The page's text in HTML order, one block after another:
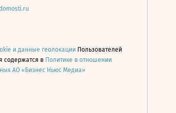
и данные геолокации Пользователей
содержатся в Политике в отношении
АО «Бизнес Ньюс Медиа»